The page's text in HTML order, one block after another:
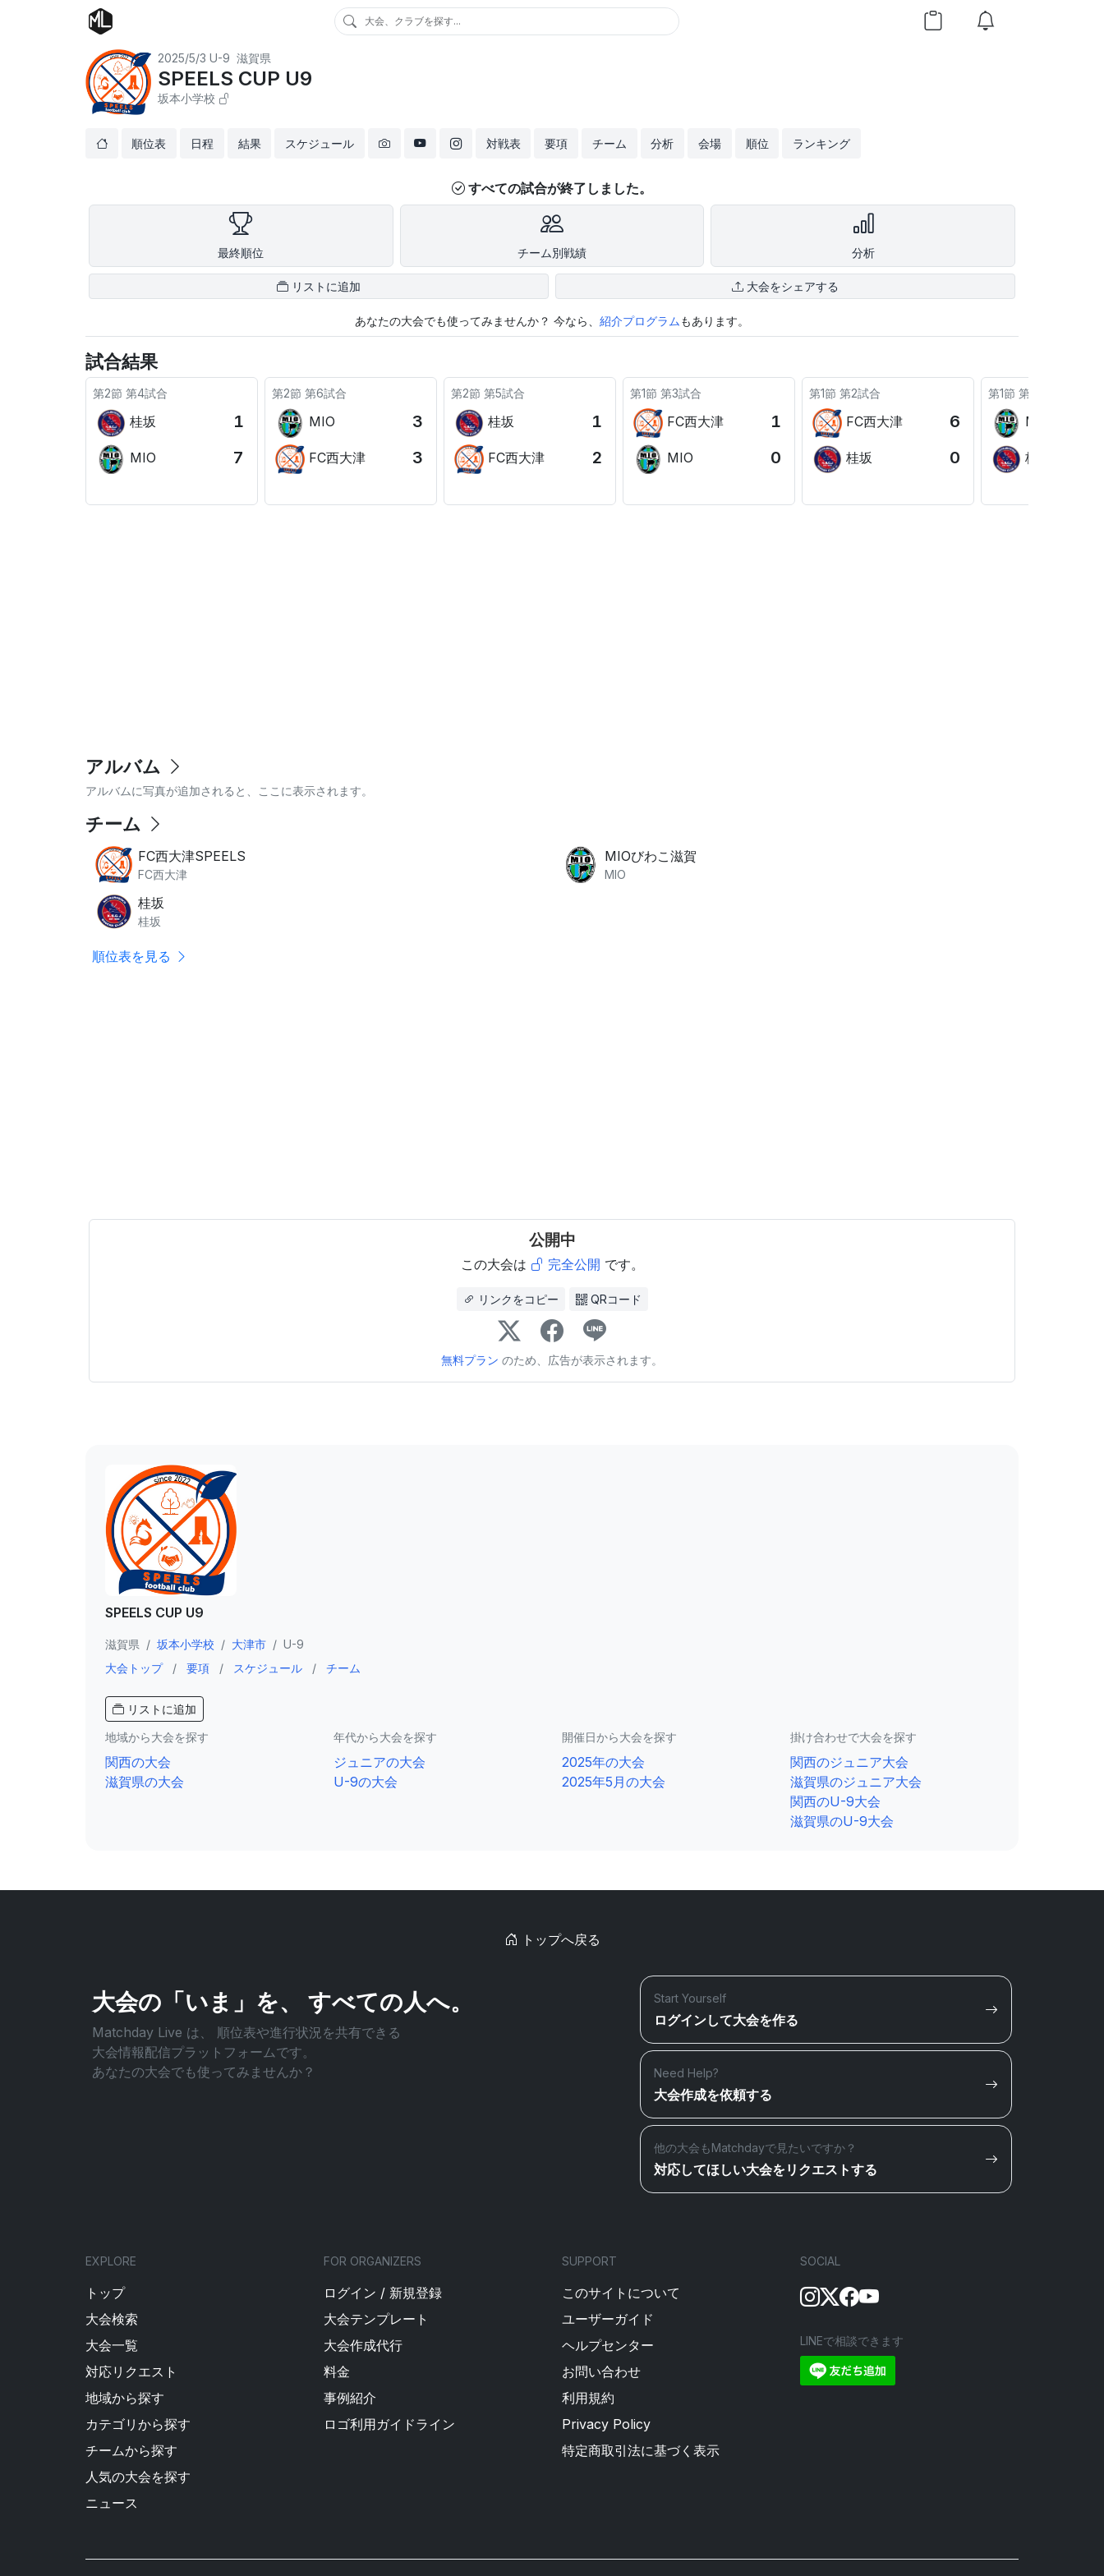
大会、クラブを探す...
2025/5/3 U-9 滋賀県
SPEELS CUP U9
坂本小学校
順位表 日程 結果 スケジュール 対戦表 要項 チーム 分析 会場 順位 ランキング
すべての試合が終了しました。
最終順位 チーム別戦績 分析
リストに追加 大会をシェアする
あなたの大会でも使ってみませんか？ 今なら、 紹介プログラム もあります。
試合結果
第2節 第4試合
桂坂 1
MIO 7
第2節 第6試合
MIO 3
FC西大津 3
第2節 第5試合
桂坂 1
FC西大津 2
第1節 第3試合
FC西大津 1
MIO 0
第1節 第2試合
FC西大津 6
桂坂 0
第1節 第1試合
MIO
桂坂
アルバム
アルバムに写真が追加されると、ここに表示されます。
チーム
FC西大津SPEELS
FC西大津
MIOびわこ滋賀
MIO
桂坂
桂坂
順位表を見る
公開中
この大会は 完全公開 です。
リンクをコピー QRコード
無料プラン のため、広告が表示されます。
SPEELS CUP U9
滋賀県 / 坂本小学校 / 大津市 / U-9
大会トップ
/ 要項 / スケジュール / チーム
リストに追加
地域から大会を探す
関西の大会
滋賀県の大会
年代から大会を探す
ジュニアの大会
U-9の大会
開催日から大会を探す
2025年の大会
2025年5月の大会
掛け合わせで大会を探す
関西のジュニア大会
滋賀県のジュニア大会
関西のU-9大会
滋賀県のU-9大会
トップへ戻る
大会の「いま」を、 すべての人へ。
Matchday Live は、 順位表や進行状況を共有できる
大会情報配信プラットフォームです。
あなたの大会でも使ってみませんか？
Start Yourself
ログインして大会を作る
Need Help?
大会作成を依頼する
他の大会もMatchdayで見たいですか？
対応してほしい大会をリクエストする
EXPLORE
トップ
大会検索
大会一覧
対応リクエスト
地域から探す
カテゴリから探す
チームから探す
人気の大会を探す
ニュース
FOR ORGANIZERS
ログイン / 新規登録
大会テンプレート
大会作成代行
料金
事例紹介
ロゴ利用ガイドライン
SUPPORT
このサイトについて
ユーザーガイド
ヘルプセンター
お問い合わせ
利用規約
Privacy Policy
特定商取引法に基づく表示
SOCIAL
LINEで相談できます